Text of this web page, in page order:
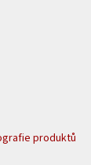
produktů